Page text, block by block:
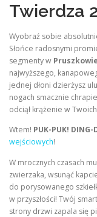
Twierdza
Wyobraź sobie
Słońce radosnymi
segmenty w Pruszkowie
najwyższego,
jednej dłoni dzierżysz
nogach smacznie
odciął krążenie w
Wtem! PUK-PUK! DING-
wejściowych!
W mrocznych czasach
zwierzaka, wsunąć
do porysowanego
w przyszłości! Twój
strony drzwi zapala się